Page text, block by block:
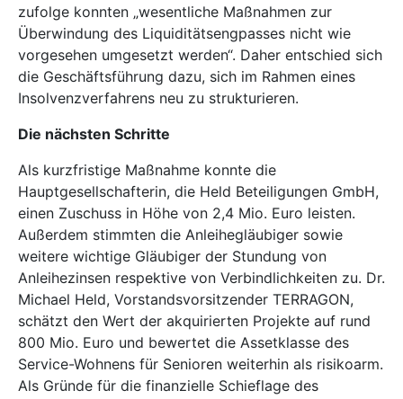
zufolge konnten „wesentliche Maßnahmen zur
Überwindung des Liquiditätsengpasses nicht wie
vorgesehen umgesetzt werden“. Daher entschied sich
die Geschäftsführung dazu, sich im Rahmen eines
Insolvenzverfahrens neu zu strukturieren.
Die nächsten Schritte
Als kurzfristige Maßnahme konnte die
Hauptgesellschafterin, die Held Beteiligungen GmbH,
einen Zuschuss in Höhe von 2,4 Mio. Euro leisten.
Außerdem stimmten die Anleihegläubiger sowie
weitere wichtige Gläubiger der Stundung von
Anleihezinsen respektive von Verbindlichkeiten zu. Dr.
Michael Held, Vorstandsvorsitzender TERRAGON,
schätzt den Wert der akquirierten Projekte auf rund
800 Mio. Euro und bewertet die Assetklasse des
Service-Wohnens für Senioren weiterhin als risikoarm.
Als Gründe für die finanzielle Schieflage des